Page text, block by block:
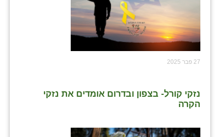
27 פבר 2025
נזקי קורל- בצפון ובדרום אומדים את נזקי
הקרה